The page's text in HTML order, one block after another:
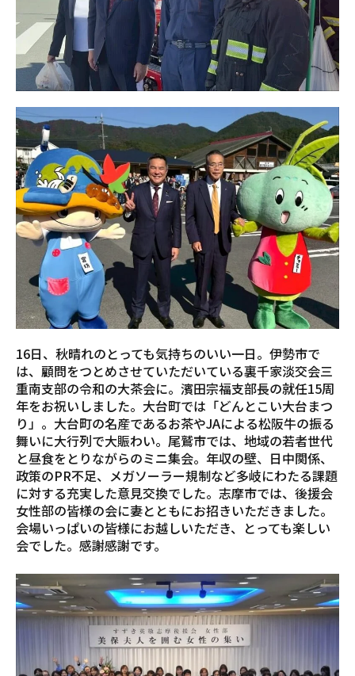
16日、秋晴れのとっても気持ちのいい一日。伊勢市で
は、顧問をつとめさせていただいている裏千家淡交会三
重南支部の令和の大茶会に。濱田宗福支部長の就任15周
年をお祝いしました。大台町では「どんとこい大台まつ
り」。大台町の名産であるお茶やJAによる松阪牛の振る
舞いに大行列で大賑わい。尾鷲市では、地域の若者世代
と昼食をとりながらのミニ集会。年収の壁、日中関係、
政策のPR不足、メガソーラー規制など多岐にわたる課題
に対する充実した意見交換でした。志摩市では、後援会
女性部の皆様の会に妻とともにお招きいただきました。
会場いっぱいの皆様にお越しいただき、とっても楽しい
会でした。感謝感謝です。